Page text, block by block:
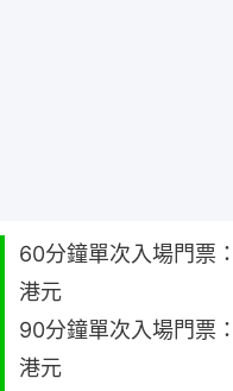
60分鐘單次入場門票
港元
90分鐘單次入場門票
港元